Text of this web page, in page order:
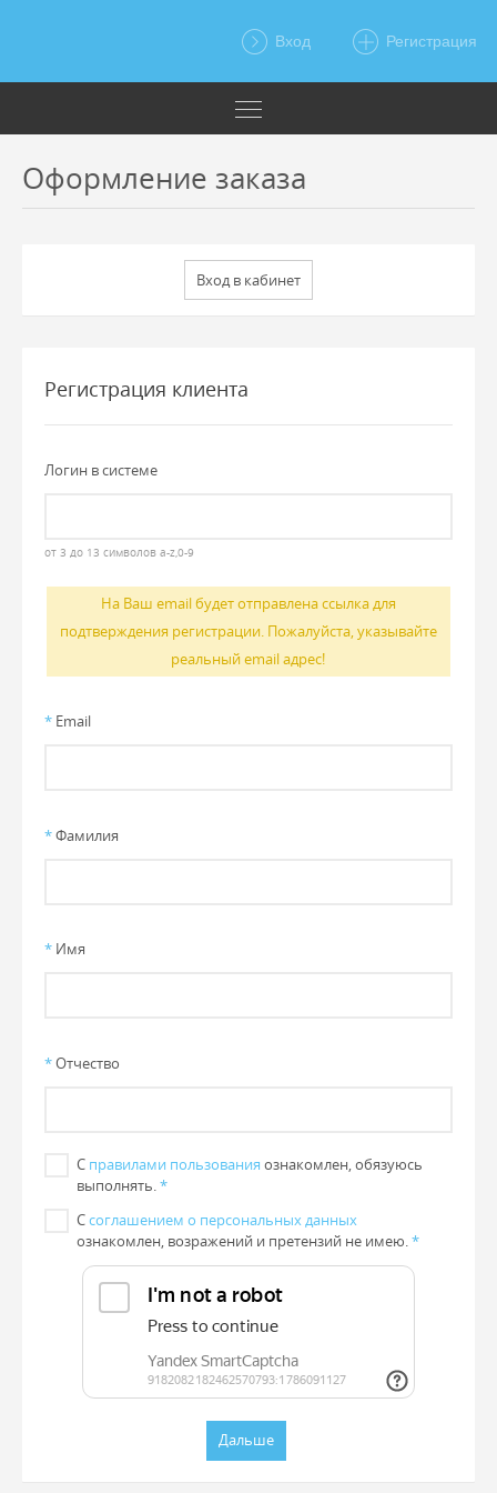
Вход Регистрация
Оформление заказа
Регистрация клиента
Логин в системе
от 3 до 13 символов a-z,0-9
На Ваш email будет отправлена ссылка для
подтверждения регистрации. Пожалуйста, указывайте
реальный email адрес!
* Email
*Фамилия
* Имя
*Отчество
С правилами пользования ознакомлен, обязуюсь
выполнять.*
Ссоглашением о персональных данных
ознакомлен, возражений и претензий не имею.*